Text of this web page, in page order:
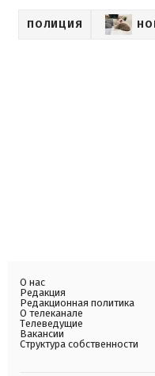
ПОЛИЦИЯ
О нас
Редакция
Редакционная политика
О телеканале
Телеведущие
Вакансии
Структура собственности